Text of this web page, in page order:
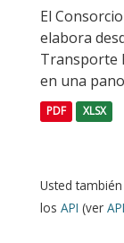
El
elabora
Transporte
en una
PDF XLSX
Usted
los API (ver